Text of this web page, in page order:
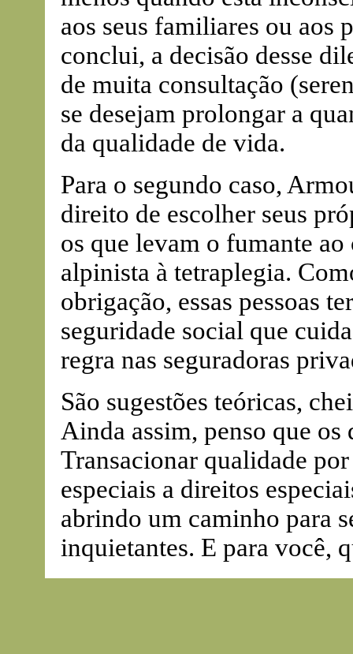
aos seus familiares ou aos
conclui, a decisão desse
de muita consultação
se desejam prolongar a
da qualidade de vida.
Para o segundo caso,
direito de escolher seus
os que levam o fumante
alpinista à tetraplegia.
obrigação, essas pessoas
seguridade social que
regra nas seguradoras
São sugestões teóricas,
Ainda assim, penso que
Transacionar qualidade
especiais a direitos
abrindo um caminho para
inquietantes. E para você,